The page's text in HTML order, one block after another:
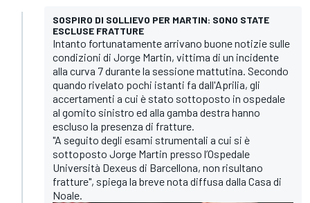
SOSPIRO DI SOLLIEVO PER MARTIN: SONO STATE
ESCLUSE FRATTURE
Intanto fortunatamente arrivano buone notizie sulle
condizioni di Jorge Martin, vittima di un incidente
alla curva 7 durante la sessione mattutina. Secondo
quando rivelato pochi istanti fa dall'Aprilia, gli
accertamenti a cui è stato sottoposto in ospedale
al gomito sinistro ed alla gamba destra hanno
escluso la presenza di fratture.
"A seguito degli esami strumentali a cui si è
sottoposto Jorge Martin presso l’Ospedale
Università Dexeus di Barcellona, non risultano
fratture", spiega la breve nota diffusa dalla Casa di
Noale.